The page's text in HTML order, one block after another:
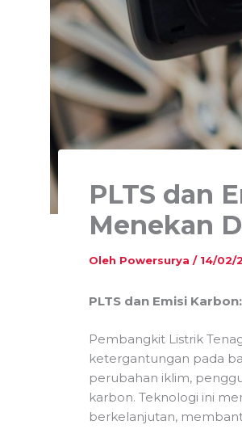
PLTS dan
Menekan
Oleh Powersurya / 14/02/
PLTS dan Emisi
Pembangkit Listrik
ketergantungan pada
perubahan iklim,
karbon. Teknologi ini
berkelanjutan,